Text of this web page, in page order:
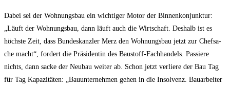
Dabei sei der Woh­nungs­bau ein wich­ti­ger Motor der Bin­nen­kon­junk­tur:
„Läuft der Woh­nungs­bau, dann läuft auch die Wirt­schaft. Des­halb ist es
höchs­te Zeit, dass Bun­des­kanz­ler Merz den Woh­nungs­bau jetzt zur Chef­sa­
che macht“, for­dert die Prä­si­den­tin des Bau­stoff-Fach­han­dels. Pas­sie­re
nichts, dann sacke der Neu­bau wei­ter ab. Schon jetzt ver­lie­re der Bau Tag
für Tag Kapa­zi­tä­ten: „Bau­un­ter­neh­men gehen in die Insol­venz. Bau­ar­bei­ter